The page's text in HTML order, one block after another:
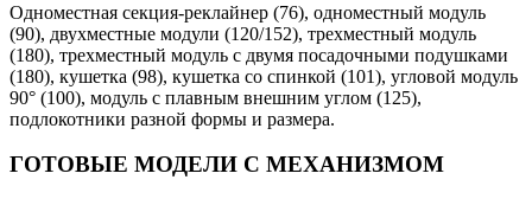
Одноместная секция-реклайнер (76), одноместный модуль
(90), двухместные модули (120/152), трехместный модуль
(180), трехместный модуль с двумя посадочными подушками
(180), кушетка (98), кушетка со спинкой (101), угловой модуль
90° (100), модуль с плавным внешним углом (125),
подлокотники разной формы и размера.
ГОТОВЫЕ МОДЕЛИ С МЕХАНИЗМОМ